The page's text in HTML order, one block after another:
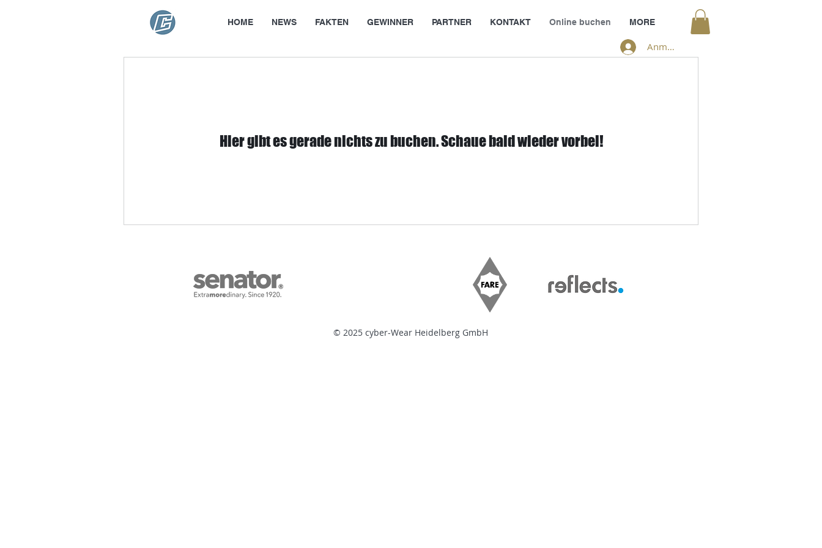
HOME NEWS FAKTEN GEWINNER PARTNER KONTAKT Online buchen MORE
Anmelden
Hier gibt es gerade nichts zu buchen. Schaue bald wieder vorbei!
© 2025 cyber-Wear Heidelberg GmbH